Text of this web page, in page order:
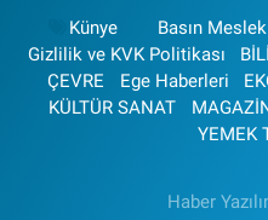
Künye Basın
Gizlilik ve KVK Politikası
ÇEVRE
Ege Haberleri
KÜLTÜR SANAT
YEMEK
Haber